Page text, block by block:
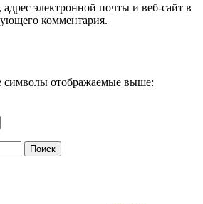
электронной почты и веб-сайт в
комментария.
символы отображаемые выше: